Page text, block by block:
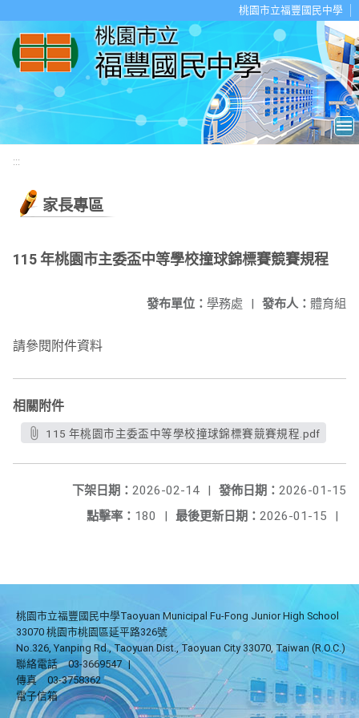
桃園市立福豐國民中學
:::
家長專區
115 年桃園市主委盃中等學校撞球錦標賽競賽規程
發布人： 體育組
發布單位： 學務處 |
請參閱附件資料
相關附件
115 年桃園市主委盃中等學校撞球錦標賽競賽規程.pdf
發佈日期： 2026-01-15
下架日期： 2026-02-14
|
最後更新日期： 2026-01-15 |
點擊率： 180 |
桃園市立福豐國民中學Taoyuan Municipal Fu-Fong Junior High School
33070 桃園市桃園區延平路326號
No.326, Yanping Rd., Taoyuan Dist., Taoyuan City 33070, Taiwan (R.O.C.)
聯絡電話
03-3669547 |
傳真
03-3758362
電子信箱